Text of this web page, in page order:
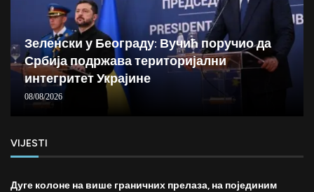
Зеленски у Београду: Вучић поручио да
Србија подржава територијални
интегритет Украјине
08/08/2026
VIJESTI
Дуге колоне на више граничних прелаза, на појединим